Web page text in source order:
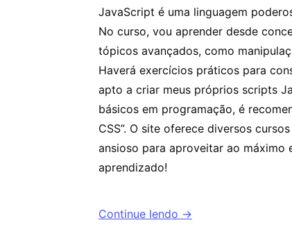
JavaScript é uma linguagem
No curso, vou aprender desde
tópicos avançados, como
Haverá exercícios práticos para
apto a criar meus próprios scripts
básicos em programação, é
CSS”. O site oferece diversos
ansioso para aproveitar ao máximo
aprendizado!
Continue lendo →